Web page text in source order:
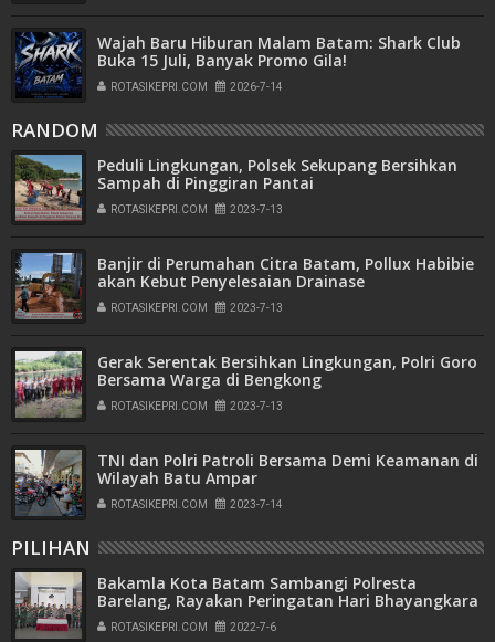
Wajah Baru Hiburan Malam Batam: Shark Club
Buka 15 Juli, Banyak Promo Gila!
ROTASIKEPRI.COM 2026-7-14
RANDOM
Peduli Lingkungan, Polsek Sekupang Bersihkan
Sampah di Pinggiran Pantai
ROTASIKEPRI.COM 2023-7-13
Banjir di Perumahan Citra Batam, Pollux Habibie
akan Kebut Penyelesaian Drainase
ROTASIKEPRI.COM 2023-7-13
Gerak Serentak Bersihkan Lingkungan, Polri Goro
Bersama Warga di Bengkong
ROTASIKEPRI.COM 2023-7-13
TNI dan Polri Patroli Bersama Demi Keamanan di
Wilayah Batu Ampar
ROTASIKEPRI.COM 2023-7-14
PILIHAN
Bakamla Kota Batam Sambangi Polresta
Barelang, Rayakan Peringatan Hari Bhayangkara
ke-76
ROTASIKEPRI.COM 2022-7-6